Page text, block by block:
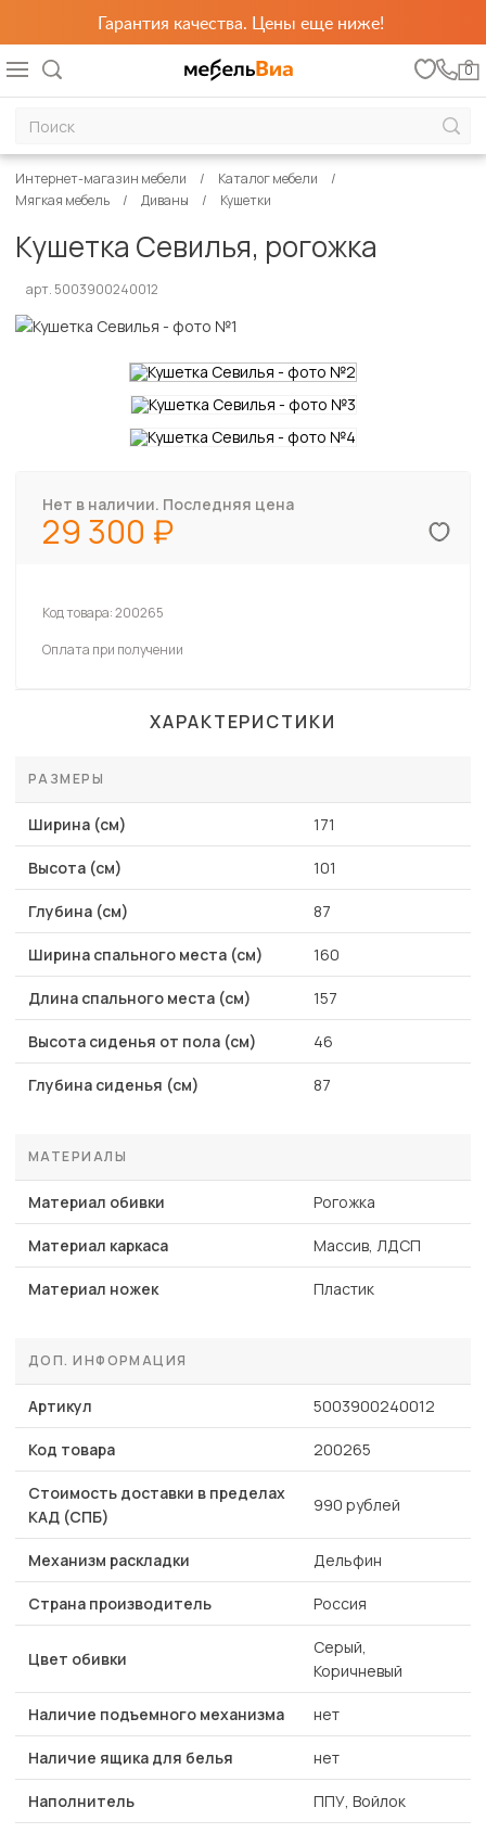
Гарантия качества. Цены еще ниже!
0
Интернет-магазин мебели
Каталог мебели
Мягкая мебель
Диваны Кушетки
Кушетка Севилья, рогожка
арт. 5003900240012
Нет в наличии. Последняя цена
29 300
Код товара:200265
Оплата при получении
ХАРАКТЕРИСТИКИ
РАЗМЕРЫ
Ширина (см) 171
Высота (см) 101
Глубина (см) 87
Ширина спального места (см) 160
Длина спального места (см) 157
Высота сиденья от пола (см) 46
Глубина сиденья (см) 87
МАТЕРИАЛЫ
Материал обивки Рогожка
Материал каркаса Массив, ЛДСП
Материал ножек Пластик
ДОП. ИНФОРМАЦИЯ
Артикул 5003900240012
Код товара 200265
Стоимость доставки в пределах
КАД (СПБ)
990 рублей
Механизм раскладки Дельфин
Страна производитель Россия
Цвет обивки
Серый,
Коричневый
Наличие подъемного механизма нет
Наличие ящика для белья нет
Наполнитель ППУ, Войлок